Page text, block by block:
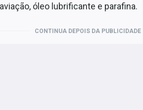
óleo lubrificante e parafina.
CONTINUA DEPOIS DA PUBLICIDADE